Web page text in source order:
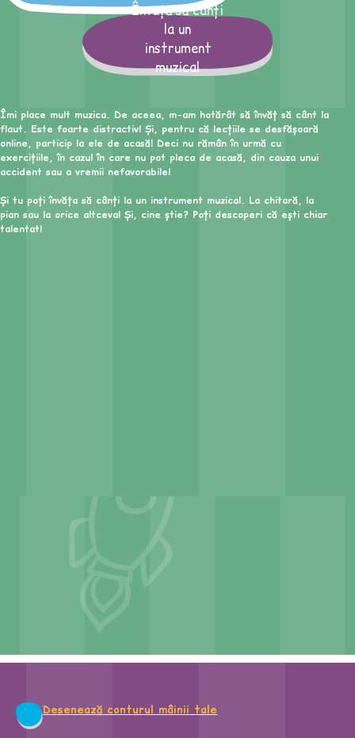
Învață să cânți
la un
instrument
muzical
Îmi place mult muzica. De aceea, m-am hotărât să învăț să cânt la
flaut. Este foarte distractiv! Și, pentru că lecțiile se desfășoară
online, particip la ele de acasă! Deci nu rămân în urmă cu
exercițiile, în cazul în care nu pot pleca de acasă, din cauza unui
accident sau a vremii nefavorabile!
Și tu poți învăța să cânți la un instrument muzical. La chitară, la
pian sau la orice altceva! Și, cine știe? Poți descoperi că ești chiar
talentat!
Desenează conturul mâinii tale